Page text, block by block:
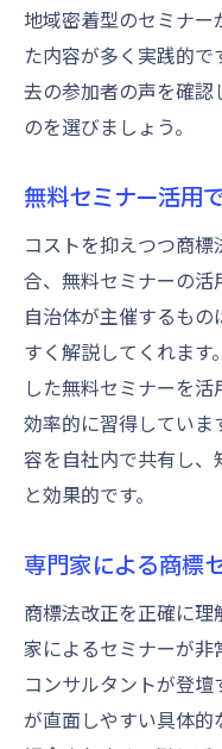
地域密着型のセミナー
た内容が多く実践的
去の参加者の声を確認
のを選びましょう。
無料セミナー活用
コストを抑えつつ商
合、無料セミナーの活
自治体が主催するも
すく解説してくれます
した無料セミナーを
効率的に習得していま
容を自社内で共有し、
と効果的です。
専門家による商標
商標法改正を正確に
家によるセミナーが非
コンサルタントが登
が直面しやすい具体